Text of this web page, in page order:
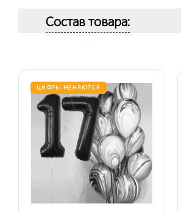
Состав товара:
ЦИФРЫ МЕНЯЮТСЯ